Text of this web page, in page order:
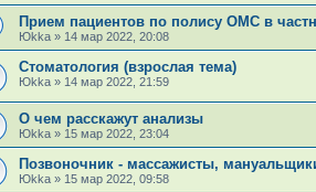
Прием пациентов по полису ОМС в
Юkka » 14 мар 2022, 20:08
Стоматология (взрослая тема)
Юkka » 14 мар 2022, 21:59
О чем расскажут анализы
Юkka » 15 мар 2022, 23:04
Позвоночник - массажисты,
Юkka » 15 мар 2022, 09:58